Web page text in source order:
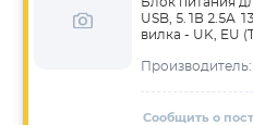
USB, 5.1В 2.5А
вилка - UK, EU
Производитель:
Сообщить о